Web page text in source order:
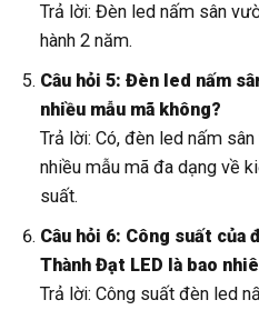
Trả lời: Đèn led nấm sân
hành 2 năm.
Câu hỏi 5: Đèn led nấm
nhiều mẫu mã không?
Trả lời: Có, đèn led nấm
nhiều mẫu mã đa dạng về
suất.
Câu hỏi 6: Công suất của
Thành Đạt LED là bao
Trả lời: Công suất đèn led